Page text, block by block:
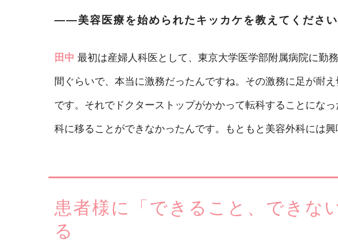
――美容医療を始められたキッカケを教えてください
田中 最初は産婦人科医として、東京大学医学部附属病院に勤
間ぐらいで、本当に激務だったんですね。その激務に足が耐
です。それでドクターストップがかかって転科することにな
科に移ることができなかったんです。もともと美容外科には
患者様に「できること、できな
る